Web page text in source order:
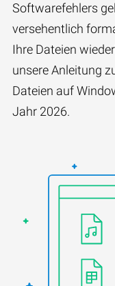
Softwarefehlers
versehentlich
Ihre Dateien
unsere Anleitung
Dateien auf
Jahr 2026.